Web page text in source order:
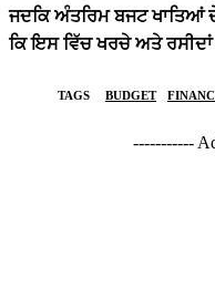
ਜਦਕਿ ਅੰਤਰਿਮ ਬਜਟ ਖਾਤਿਆਂ
ਕਿ ਇਸ ਵਿੱਚ ਖਰਚੇ ਅਤੇ
TAGS BUDGET
-----------